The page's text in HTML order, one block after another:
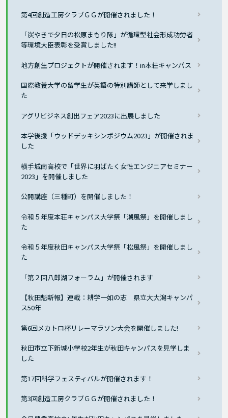
第4回創造工房クラブＧＧが開催されました！
「炭やきで夕日の松原まもり隊」が循環型社会形成功労者
等環境大臣表彰を受賞しました!!
地方創生プロジェクトが開催されます！in本荘キャンパス
国際教養大学の留学生が英語の特別講師として来学しまし
た
アグリビジネス創出フェア2023に出展しました
本学後援「ウッドデッキシンポジウム2023」が開催されま
した
横手城南高校で「世界に羽ばたく女性エンジニアセミナー
2023」を開催しました
公開講座（三種町）を開催しました！
令和５年度本荘キャンパス大学祭「潮風祭」を開催しまし
た
令和５年度秋田キャンパス大学祭「松風祭」を開催しまし
た
「第２回八郎湖フォーラム」が開催されます
【秋田魁新報】連載：耕学一如の志 県立大大潟キャンパ
ス50年
第6回メカトロ杯リレーマラソン大会を開催しました!
秋田市立下新城小学校2年生が秋田キャンパスを見学しま
した
第17回科学フェスティバルが開催されます！
第3回創造工房クラブＧＧが開催されました！